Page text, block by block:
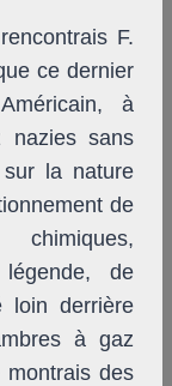
F.
ce dernier
à
nazies sans
sur la nature
de
chimiques,
de
loin derrière
à gaz
montrais des